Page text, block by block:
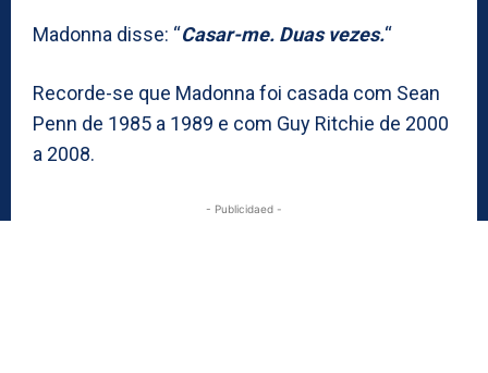
Madonna disse: “Casar-me. Duas vezes.“
Recorde-se que Madonna foi casada com Sean
Penn de 1985 a 1989 e com Guy Ritchie de 2000
a 2008.
- Publicidaed -